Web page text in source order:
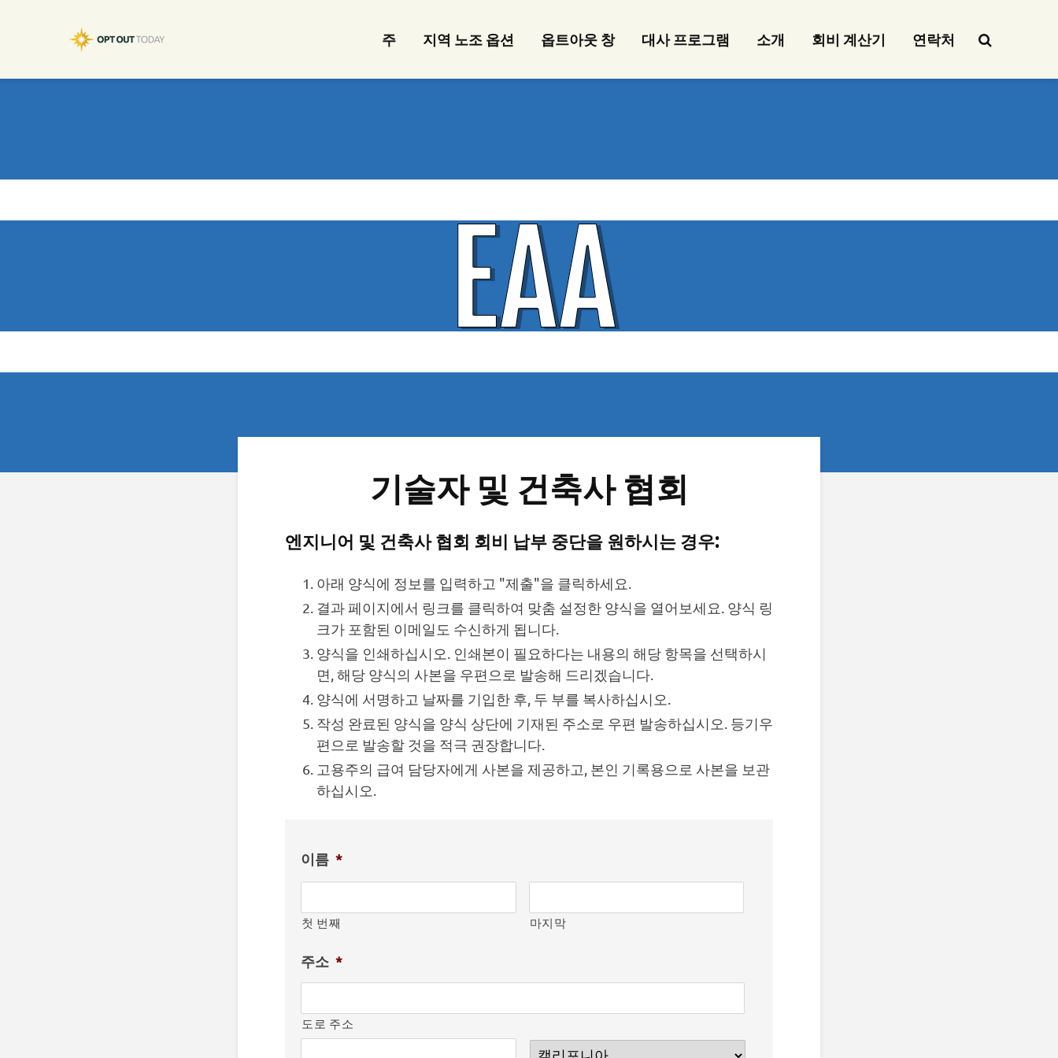
주 지역 노조 옵션 옵트아웃 창 대사 프로그램 소개 회비 계산기 연락처
기술자 및 건축사 협회
엔지니어 및 건축사 협회 회비 납부 중단을 원하시는 경우:
아래 양식에 정보를 입력하고 "제출"을 클릭하세요.
결과 페이지에서 링크를 클릭하여 맞춤 설정한 양식을 열어보세요. 양식 링
크가 포함된 이메일도 수신하게 됩니다.
양식을 인쇄하십시오. 인쇄본이 필요하다는 내용의 해당 항목을 선택하시
면, 해당 양식의 사본을 우편으로 발송해 드리겠습니다.
양식에 서명하고 날짜를 기입한 후, 두 부를 복사하십시오.
작성 완료된 양식을 양식 상단에 기재된 주소로 우편 발송하십시오. 등기우
편으로 발송할 것을 적극 권장합니다.
고용주의 급여 담당자에게 사본을 제공하고, 본인 기록용으로 사본을 보관
하십시오.
이름 *
첫 번째 마지막
주소 *
도로 주소